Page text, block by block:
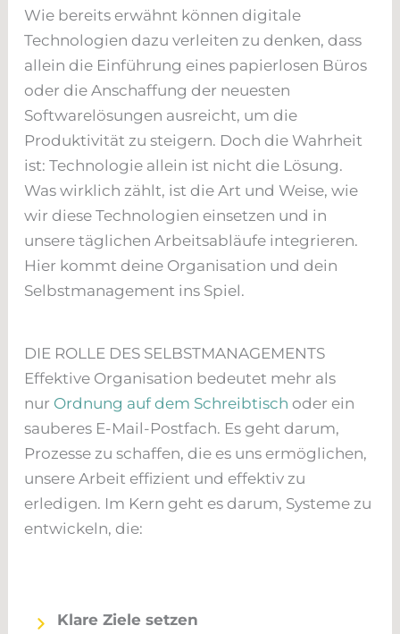
Wie bereits erwähnt können digitale
Technologien dazu verleiten zu denken, dass
allein die Einführung eines papierlosen Büros
oder die Anschaffung der neuesten
Softwarelösungen ausreicht, um die
Produktivität zu steigern. Doch die Wahrheit
ist: Technologie allein ist nicht die Lösung.
Was wirklich zählt, ist die Art und Weise, wie
wir diese Technologien einsetzen und in
unsere täglichen Arbeitsabläufe integrieren.
Hier kommt deine Organisation und dein
Selbstmanagement ins Spiel.
DIE ROLLE DES SELBSTMANAGEMENTS
Effektive Organisation bedeutet mehr als
nur Ordnung auf dem Schreibtisch oder ein
sauberes E-Mail-Postfach. Es geht darum,
Prozesse zu schaffen, die es uns ermöglichen,
unsere Arbeit effizient und effektiv zu
erledigen. Im Kern geht es darum, Systeme zu
entwickeln, die:
Klare Ziele setzen